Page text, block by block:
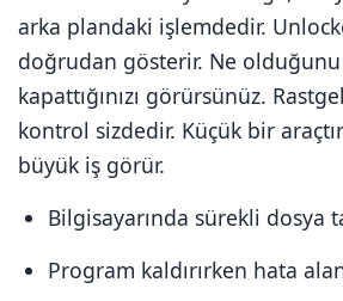
arka plandaki işlemdedir.
doğrudan gösterir. Ne
kapattığınızı görürsünüz.
kontrol sizdedir. Küçük bir
büyük iş görür.
Bilgisayarında sürekli dosya
Program kaldırırken hata